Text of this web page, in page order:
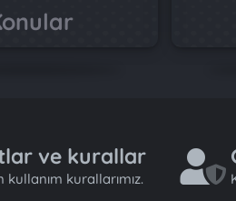
ve kurallar
kullanım kurallarımız.